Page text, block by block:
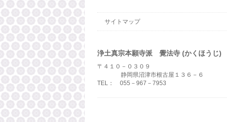
サイトマップ
浄土真宗本願寺派 覺法寺 (かくほうじ)
〒４１０－０３０９
静岡県沼津市根古屋１３６－６
TEL： 055－967－7953